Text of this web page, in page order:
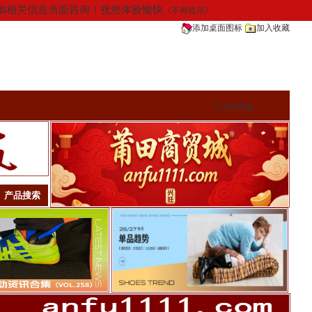
相关信息当面咨询！祝您体验愉快 《不再提示》
添加桌面图标
加入收藏
Loading...